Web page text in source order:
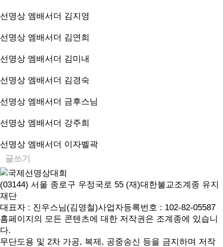
선명상 엠배서더 김지영
선명상 엠배서더 김연희
선명상 엠배서더 김미내
선명상 엠배서더 김경숙
선명상 엠배서더 금후스님
선명상 엠배서더 강주희
선명상 엠배서더 이자벨곽
글쓰기
(03144) 서울 종로구 우정국로 55 (재)대한불교조계종 유지
재단
대표자 : 진우스님(김영철)사업자등록번호 : 102-82-05587
홈페이지의 모든 콘텐츠에 대한 저작권은 조계종에 있습니
다.
무단도용 및 2차 가공, 복제, 공중송신 등을 금지하며 저작